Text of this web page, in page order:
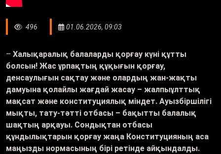
496 01.06.2026, 09:03
– Халықаралық балаларды қорғау күні құтты
болсын! Жас ұрпақтың құқығын қорғау,
денсаулығын сақтау және олардың жан-жақты
дамуына қолайлы жағдай жасау – жалпыұлттық
мақсат және конституциялық міндет. Ауызбіршілігі
мықты, тату-тәтті отбасы – бақытты балалық
шақтың арқауы. Сондықтан отбасы
құндылықтарын қорғау жаңа Конституцияның аса
маңызды нормасының бірі ретінде айқындалды.